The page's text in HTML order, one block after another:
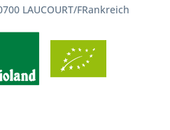
LAUCOURT/FRankreich